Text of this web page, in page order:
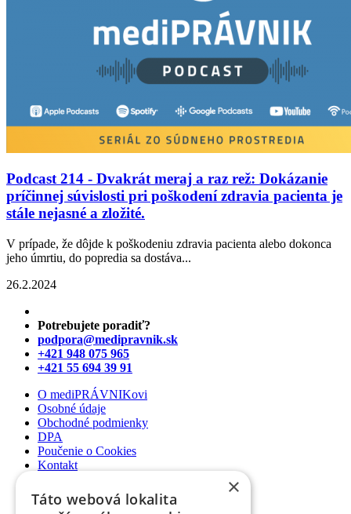
Podcast 214 - Dvakrát meraj a raz rež: Dokázanie
príčinnej súvislosti pri poškodení zdravia pacienta je
stále nejasné a zložité.
V prípade, že dôjde k poškodeniu zdravia pacienta alebo dokonca
jeho úmrtiu, do popredia sa dostáva...
26.2.2024
Potrebujete poradiť?
podpora@medipravnik.sk
+421 948 075 965
+421 55 694 39 91
O mediPRÁVNIKovi
Osobné údaje
Obchodné podmienky
DPA
Poučenie o Cookies
Kontakt
Newsletter
Články
×
Táto webová lokalita